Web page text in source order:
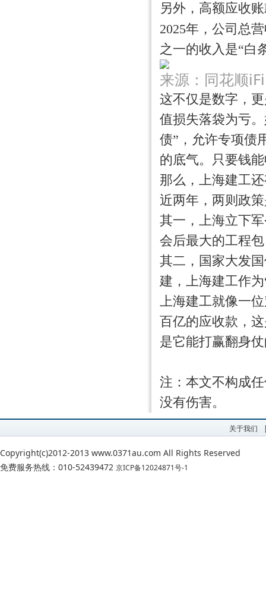
另外，高额应收
2025年，公司总
之一的收入是“白
来源：同花顺
这不仅是数字，
值损失落袋为亏
债”，允许专项债
的底气。只要钱
那么，上海建工
近两年，两则政
其一，上海立下
会后最大的工程
其二，国家大发
建，上海建工作
上海建工就像一
百亿的应收款，
是它能打赢翻身
注：本文不构成
没有伤害。
关于我们
Copyright(c)2012-2013 www.0371au.com All Rights Reserved
免费服务热线：010-52439472 京ICP备12024871号-1